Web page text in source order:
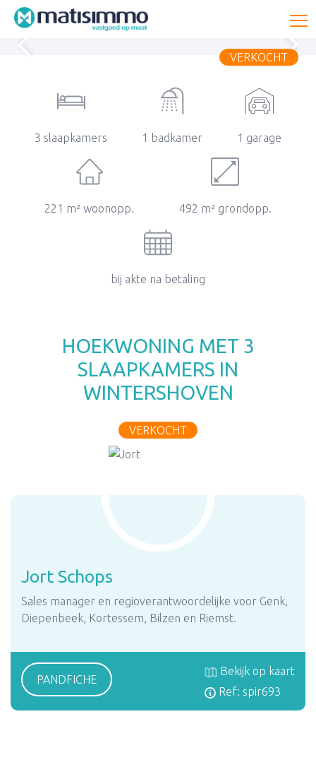
VERKOCHT
3 slaapkamers 1 badkamer 1 garage
221 m² woonopp. 492 m² grondopp.
bij akte na betaling
HOEKWONING MET 3
SLAAPKAMERS IN
WINTERSHOVEN
VERKOCHT
Jort Schops
Sales manager en regioverantwoordelijke voor Genk,
Diepenbeek, Kortessem, Bilzen en Riemst.
PANDFICHE
Bekijk op kaart
Ref: spir693